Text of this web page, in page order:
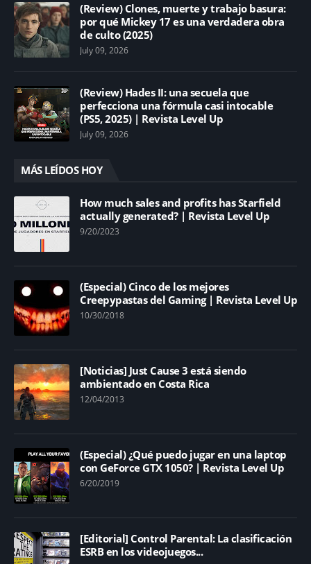
(Review) Clones, muerte y trabajo basura:
por qué Mickey 17 es una verdadera obra
de culto (2025)
July 09, 2026
(Review) Hades II: una secuela que
perfecciona una fórmula casi intocable
(PS5, 2025) | Revista Level Up
July 09, 2026
MÁS LEÍDOS HOY
How much sales and profits has Starfield
actually generated? | Revista Level Up
9/20/2023
(Especial) Cinco de los mejores
Creepypastas del Gaming | Revista Level Up
10/30/2018
[Noticias] Just Cause 3 está siendo
ambientado en Costa Rica
12/04/2013
(Especial) ¿Qué puedo jugar en una laptop
con GeForce GTX 1050? | Revista Level Up
6/20/2019
[Editorial] Control Parental: La clasificación
ESRB en los videojuegos...